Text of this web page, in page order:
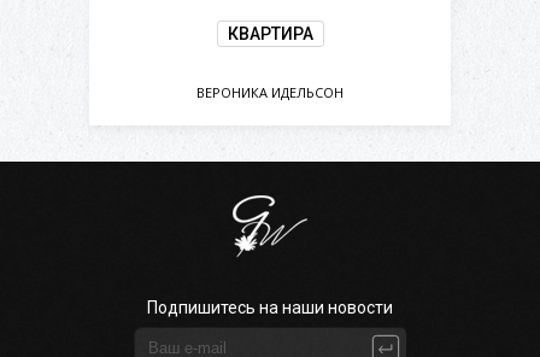
КВАРТИРА
ВЕРОНИКА ИДЕЛЬСОН
Подпишитесь на наши новости